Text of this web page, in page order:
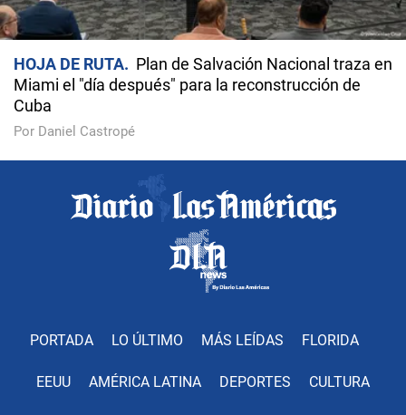
HOJA DE RUTA
Plan de Salvación Nacional traza en
Miami el "día después" para la reconstrucción de
Cuba
Por Daniel Castropé
PORTADA LO ÚLTIMO MÁS LEÍDAS FLORIDA
EEUU AMÉRICA LATINA DEPORTES CULTURA